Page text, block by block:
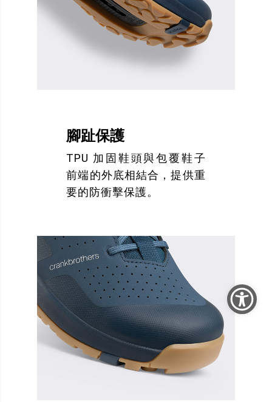
腳趾保護
TPU 加固鞋頭與包覆鞋子
前端的外底相結合，提供重
要的防衝擊保護。